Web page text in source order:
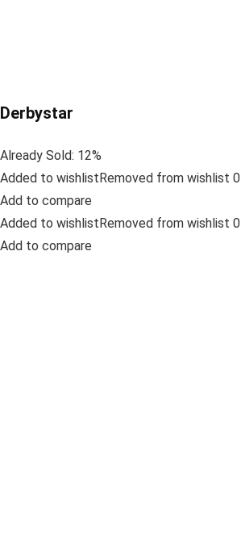
Derbystar
Already Sold: 12%
Added to wishlistRemoved from wishlist 0
Add to compare
Added to wishlistRemoved from wishlist 0
Add to compare